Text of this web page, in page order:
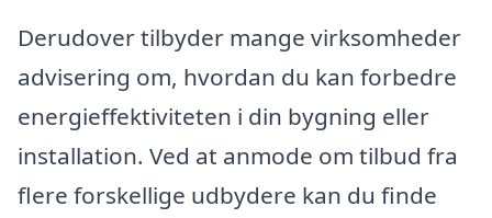
Derudover tilbyder mange virksomheder
advisering om, hvordan du kan forbedre
energieffektiviteten i din bygning eller
installation. Ved at anmode om tilbud fra
flere forskellige udbydere kan du finde